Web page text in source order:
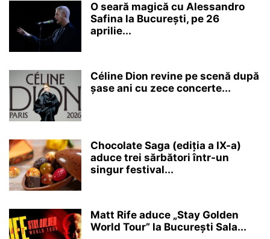
O seară magică cu Alessandro
Safina la București, pe 26
aprilie...
Céline Dion revine pe scenă după
șase ani cu zece concerte...
Chocolate Saga (ediția a IX-a)
aduce trei sărbători într-un
singur festival...
Matt Rife aduce „Stay Golden
World Tour” la București Sala...